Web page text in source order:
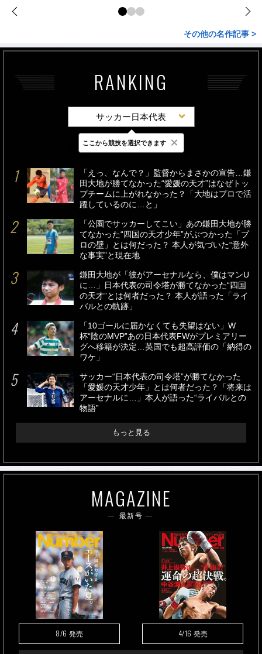
その他の名作記事 >
RANKING
サッカー日本代表
最新 24時間 週間
「えっ、なんで？」監督からまさかの宣告…鎌
田大地が勝てなかった“愛媛の天才”はなぜトッ
プチームに上がれなかった？「大地はプロで活
躍しているのに…と」
「公園でサッカーしてこい」あの鎌田大地が勝
てなかった“四国の天才少年”がぶつかった「プ
ロの壁」とは何だった？ 本人が気づいた“意外
な事実”と現在地
鎌田大地が「彼がアーセナルなら、僕はマンU
に…」日本代表の司令塔が勝てなかった“四国
の天才”とは何者だった？ 本人が語った「ライ
バルとの軌跡」
「10ゴールに届かなくても失望はない」W
杯“陰のMVP”あの日本代表FWがプレミアリー
グへ移籍が決定…英国でも超高評価の「納得の
ワケ」
サッカー“日本代表の司令塔”が勝てなかった
「愛媛の天才少年」とは何者だった？「将来は
アーセナルに…」本人が語った“ライバルとの
物語”
もっと見る
MAGAZINE
最新号
8/6 発売 4/16 発売
ここから競技を選択できます ×